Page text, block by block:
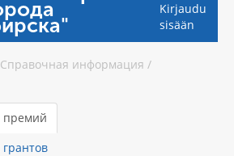
Kirjaudu
sisään
Справочная информация /
премий